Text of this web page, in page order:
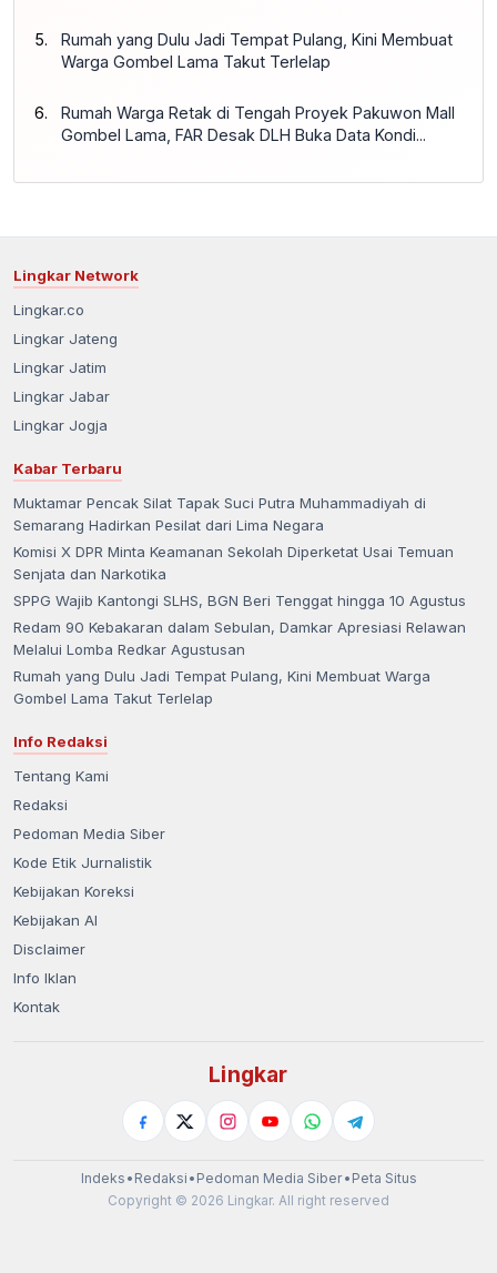
Rumah yang Dulu Jadi Tempat Pulang, Kini Membuat
Warga Gombel Lama Takut Terlelap
Rumah Warga Retak di Tengah Proyek Pakuwon Mall
Gombel Lama, FAR Desak DLH Buka Data Kondi...
Lingkar Network
Lingkar.co
Lingkar Jateng
Lingkar Jatim
Lingkar Jabar
Lingkar Jogja
Kabar Terbaru
Muktamar Pencak Silat Tapak Suci Putra Muhammadiyah di
Semarang Hadirkan Pesilat dari Lima Negara
Komisi X DPR Minta Keamanan Sekolah Diperketat Usai Temuan
Senjata dan Narkotika
SPPG Wajib Kantongi SLHS, BGN Beri Tenggat hingga 10 Agustus
Redam 90 Kebakaran dalam Sebulan, Damkar Apresiasi Relawan
Melalui Lomba Redkar Agustusan
Rumah yang Dulu Jadi Tempat Pulang, Kini Membuat Warga
Gombel Lama Takut Terlelap
Info Redaksi
Tentang Kami
Redaksi
Pedoman Media Siber
Kode Etik Jurnalistik
Kebijakan Koreksi
Kebijakan AI
Disclaimer
Info Iklan
Kontak
Lingkar
Indeks • Redaksi • Pedoman Media Siber• Peta Situs
Copyright © 2026 Lingkar. All right reserved